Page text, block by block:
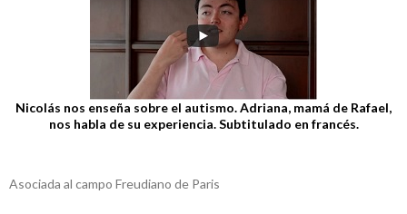
Nicolás nos enseña sobre el autismo. Adriana, mamá de Rafael,
nos habla de su experiencia. Subtitulado en francés.
Asociada al campo Freudiano de Paris